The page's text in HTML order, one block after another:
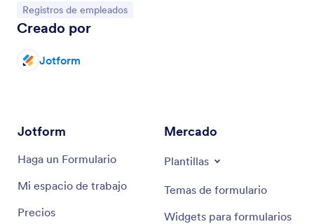
Ir a Categoría:
Registros de empleados
Creado por
Jotform
Jotform
Haga un Formulario
Mi espacio de trabajo
Precios
Mercado
Plantillas
Temas de formulario
Widgets para formularios